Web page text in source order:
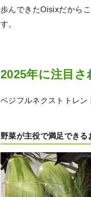
歩んできたOisixだから
す。
2025年に注目
ベジフルネクストトレン
野菜が主役で満足でき